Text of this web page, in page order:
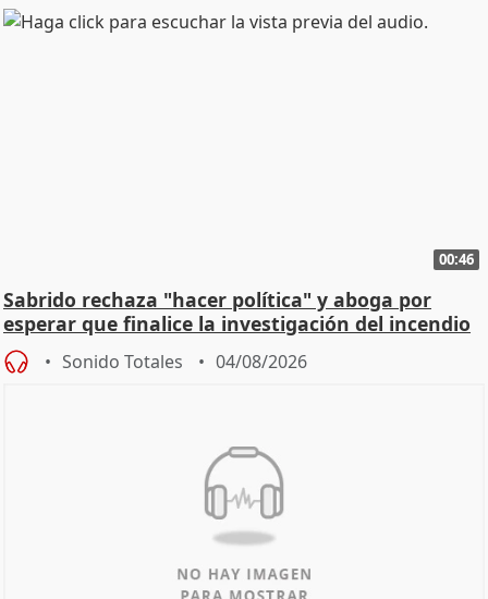
00:46
Sabrido rechaza "hacer política" y aboga por
esperar que finalice la investigación del incendio
Sonido Totales 04/08/2026